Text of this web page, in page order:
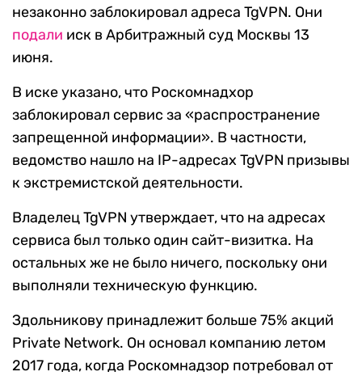
незаконно заблокировал адреса TgVPN. Они
подали иск в Арбитражный суд Москвы 13
июня.
В иске указано, что Роскомнадхор
заблокировал сервис за «распространение
запрещенной информации». В частности,
ведомство нашло на IP-адресах TgVPN призывы
к экстремистской деятельности.
Владелец TgVPN утверждает, что на адресах
сервиса был только один сайт-визитка. На
остальных же не было ничего, поскольку они
выполняли техническую функцию.
Здольникову принадлежит больше 75% акций
Private Network. Он основал компанию летом
2017 года, когда Роскомнадзор потребовал от